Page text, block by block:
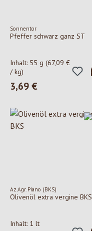
Sonnentor
Pfeffer schwarz ganz ST
Inhalt: 55 g (67,09 €
/ kg)
Regulärer Preis:
3,69 €
Az.Agr. Piano (BKS)
Olivenöl extra vergine BKS
Inhalt: 1 lt